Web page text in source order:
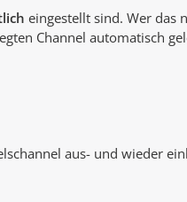
eingestellt sind. Wer das
Channel automatisch
aus- und wieder